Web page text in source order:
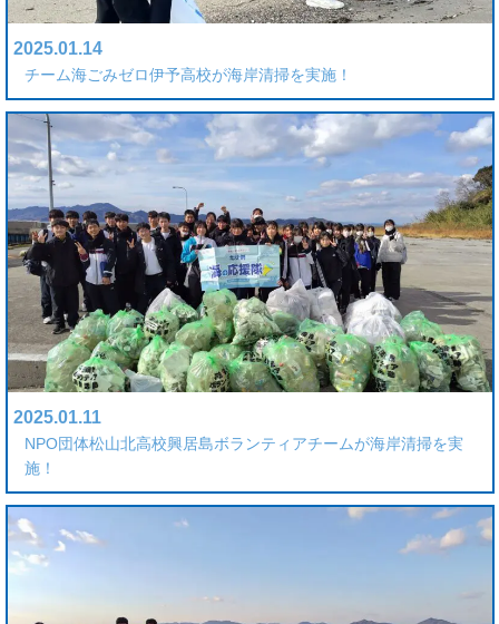
2025.01.14
チーム海ごみゼロ伊予高校が海岸清掃を実施！
2025.01.11
NPO団体松山北高校興居島ボランティアチームが海岸清掃を実
施！